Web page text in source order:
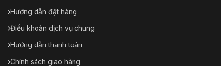
Hướng dẫn đặt hàng
Điều khoản dịch vụ chung
Hướng dẫn thanh toán
Chính sách giao hàng